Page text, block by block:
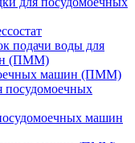
подачи воды для
(ПММ)
машин (ПММ)
посудомоечных
машин